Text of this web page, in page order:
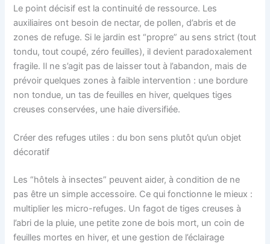
Le point décisif est la continuité de ressource. Les
auxiliaires ont besoin de nectar, de pollen, d’abris et de
zones de refuge. Si le jardin est “propre” au sens strict (tout
tondu, tout coupé, zéro feuilles), il devient paradoxalement
fragile. Il ne s’agit pas de laisser tout à l’abandon, mais de
prévoir quelques zones à faible intervention : une bordure
non tondue, un tas de feuilles en hiver, quelques tiges
creuses conservées, une haie diversifiée.
Créer des refuges utiles : du bon sens plutôt qu’un objet
décoratif
Les “hôtels à insectes” peuvent aider, à condition de ne
pas être un simple accessoire. Ce qui fonctionne le mieux :
multiplier les micro-refuges. Un fagot de tiges creuses à
l’abri de la pluie, une petite zone de bois mort, un coin de
feuilles mortes en hiver, et une gestion de l’éclairage